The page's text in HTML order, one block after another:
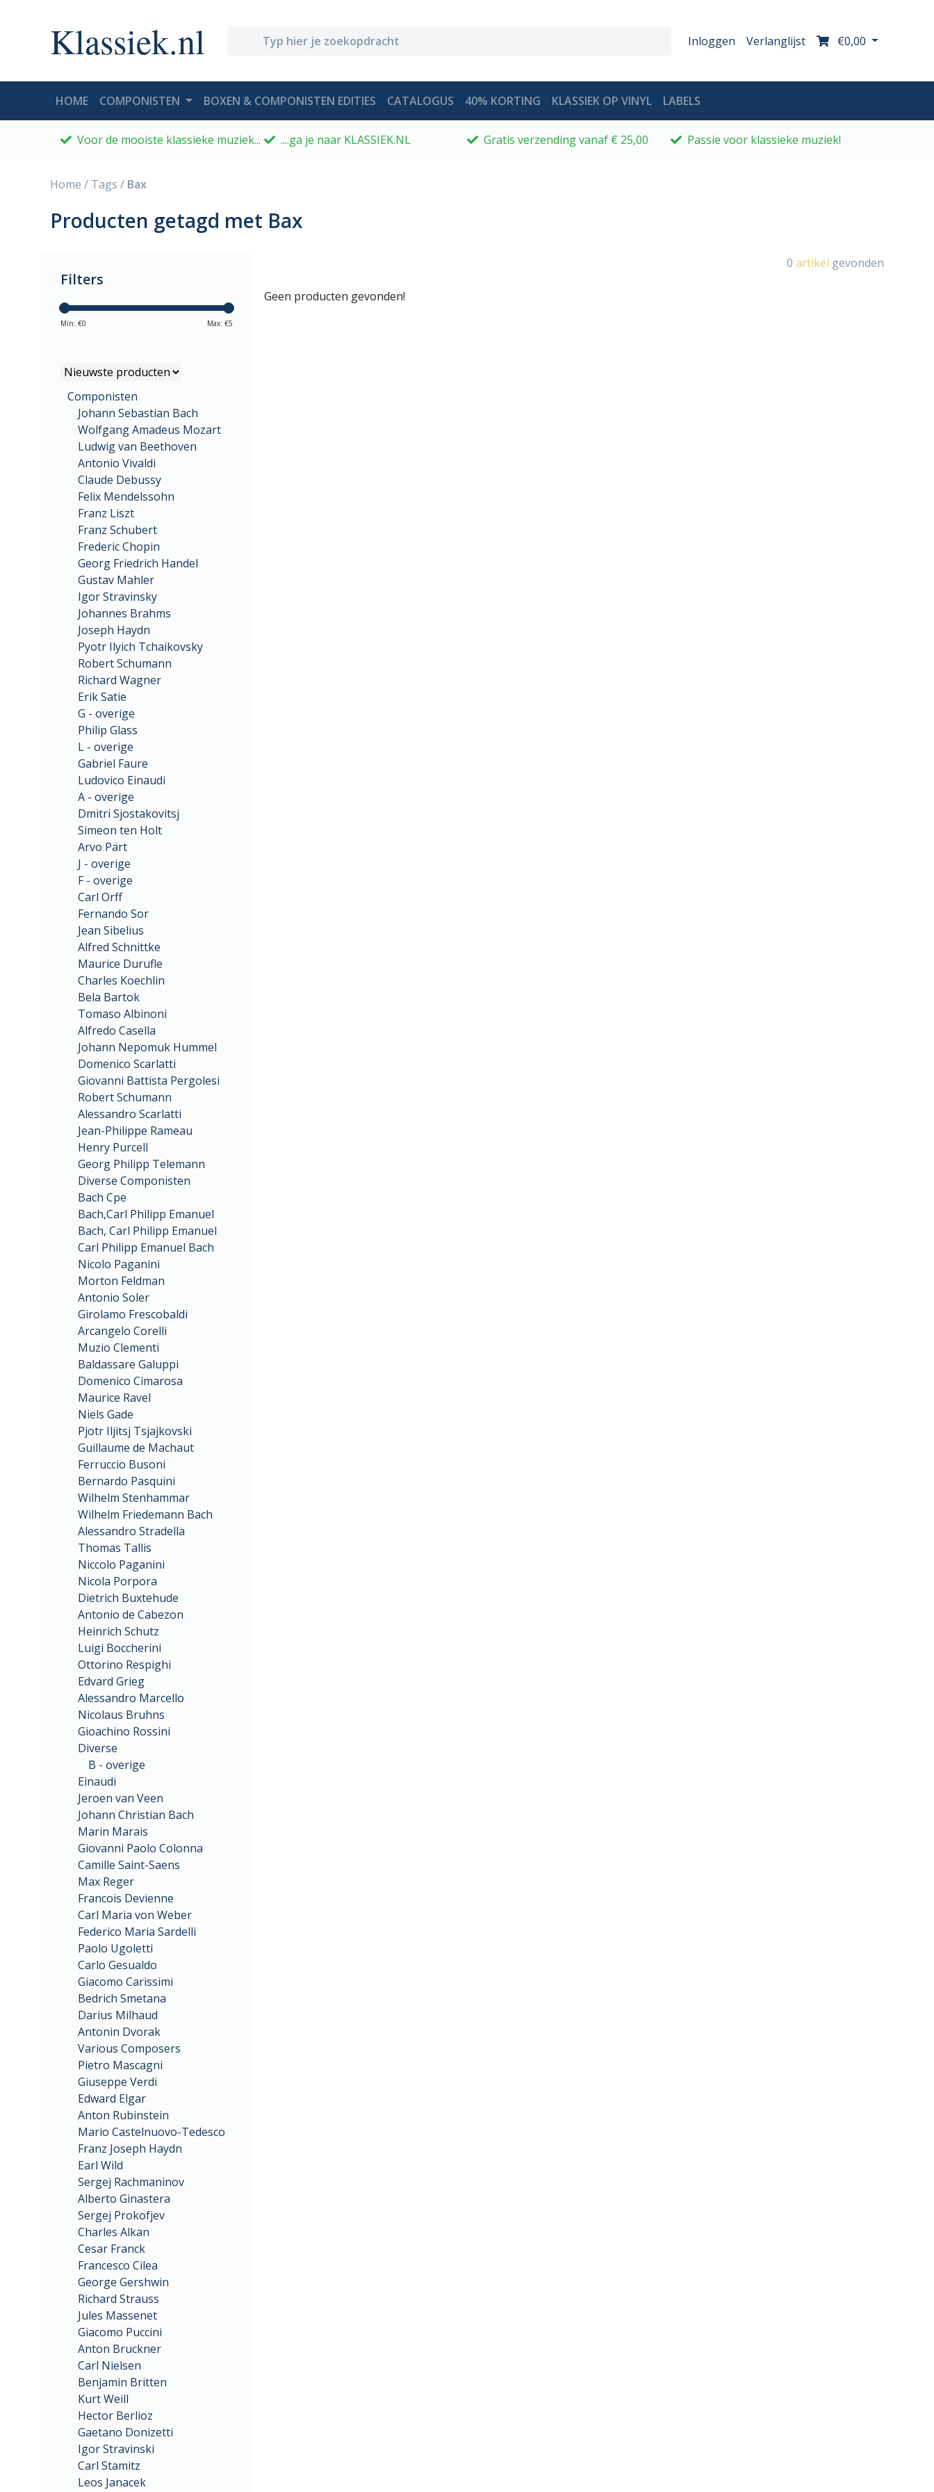
Klassiek.nl Inloggen Verlanglijst €0,00
HOME(CURRENT)
COMPONISTEN BOXEN & COMPONISTEN EDITIES CATALOGUS 40% KORTING KLASSIEK OP VINYL LABELS
Voor de mooiste klassieke muziek... ....ga je naar KLASSIEK.NL Gratis verzending vanaf € 25,00 Passie voor klassieke muziek!
Home / Tags / Bax
Producten getagd met Bax
Filters
Min: €0 Max: €5
Componisten
Johann Sebastian Bach
Wolfgang Amadeus Mozart
Ludwig van Beethoven
Antonio Vivaldi
Claude Debussy
Felix Mendelssohn
Franz Liszt
Franz Schubert
Frederic Chopin
Georg Friedrich Handel
Gustav Mahler
Igor Stravinsky
Johannes Brahms
Joseph Haydn
Pyotr Ilyich Tchaikovsky
Robert Schumann
Richard Wagner
Erik Satie
G - overige
Philip Glass
L - overige
Gabriel Faure
Ludovico Einaudi
A - overige
Dmitri Sjostakovitsj
Simeon ten Holt
Arvo Pärt
J - overige
F - overige
Carl Orff
Fernando Sor
Jean Sibelius
Alfred Schnittke
Maurice Durufle
Charles Koechlin
Bela Bartok
Tomaso Albinoni
Alfredo Casella
Johann Nepomuk Hummel
Domenico Scarlatti
Giovanni Battista Pergolesi
Robert Schumann
Alessandro Scarlatti
Jean-Philippe Rameau
Henry Purcell
Georg Philipp Telemann
Diverse Componisten
Bach Cpe
Bach,Carl Philipp Emanuel
Bach, Carl Philipp Emanuel
Carl Philipp Emanuel Bach
Nicolo Paganini
Morton Feldman
Antonio Soler
Girolamo Frescobaldi
Arcangelo Corelli
Muzio Clementi
Baldassare Galuppi
Domenico Cimarosa
Maurice Ravel
Niels Gade
Pjotr Iljitsj Tsjajkovski
Guillaume de Machaut
Ferruccio Busoni
Bernardo Pasquini
Wilhelm Stenhammar
Wilhelm Friedemann Bach
Alessandro Stradella
Thomas Tallis
Niccolo Paganini
Nicola Porpora
Dietrich Buxtehude
Antonio de Cabezon
Heinrich Schutz
Luigi Boccherini
Ottorino Respighi
Edvard Grieg
Alessandro Marcello
Nicolaus Bruhns
Gioachino Rossini
Diverse
B - overige
Einaudi
Jeroen van Veen
Johann Christian Bach
Marin Marais
Giovanni Paolo Colonna
Camille Saint-Saens
Max Reger
Francois Devienne
Carl Maria von Weber
Federico Maria Sardelli
Paolo Ugoletti
Carlo Gesualdo
Giacomo Carissimi
Bedrich Smetana
Darius Milhaud
Antonin Dvorak
Various Composers
Pietro Mascagni
Giuseppe Verdi
Edward Elgar
Anton Rubinstein
Mario Castelnuovo-Tedesco
Franz Joseph Haydn
Earl Wild
Sergej Rachmaninov
Alberto Ginastera
Sergej Prokofjev
Charles Alkan
Cesar Franck
Francesco Cilea
George Gershwin
Richard Strauss
Jules Massenet
Giacomo Puccini
Anton Bruckner
Carl Nielsen
Benjamin Britten
Kurt Weill
Hector Berlioz
Gaetano Donizetti
Igor Stravinski
Carl Stamitz
Leos Janacek
0 artikel gevonden
Geen producten gevonden!